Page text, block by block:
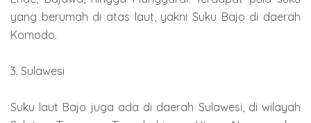
yang berumah di atas laut, yakni Suku Bajo di daerah
Komodo.
3. Sulawesi
Suku laut Bajo juga ada di daerah Sulawesi, di wilayah